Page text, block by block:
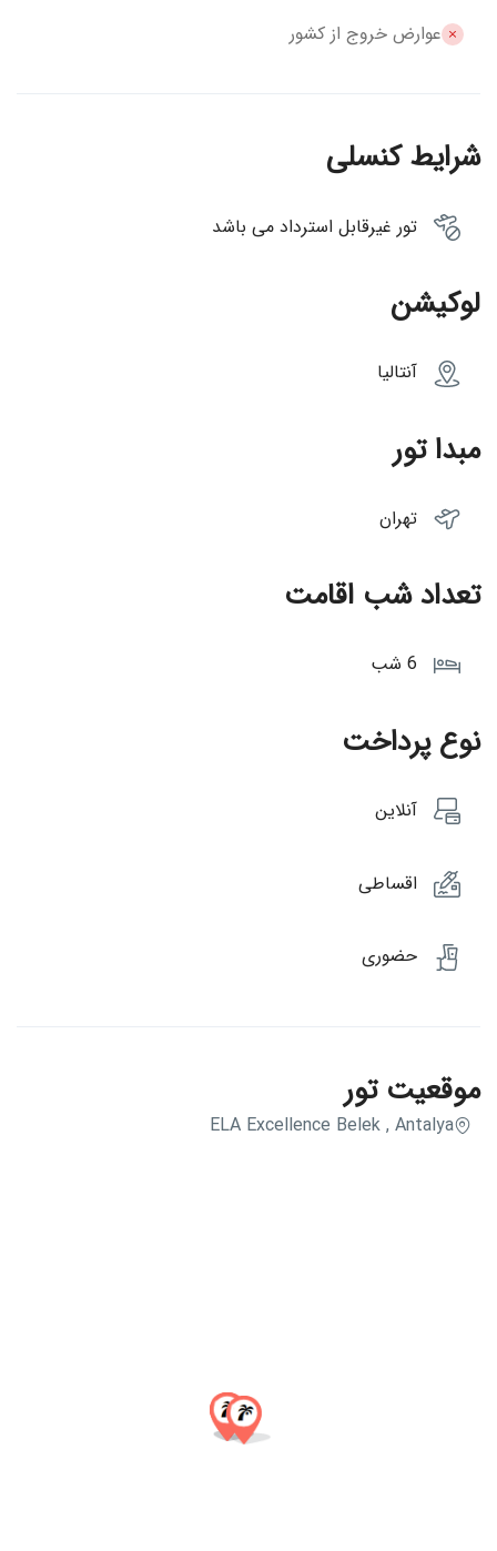
عوارض خروج از کشور
شرایط کنسلی
تور غیرقابل استرداد می باشد
لوکیشن
آنتالیا
مبدا تور
تهران
تعداد شب اقامت
6 شب
نوع پرداخت
آنلاین
اقساطی
حضوری
موقعیت تور
ELA Excellence Belek , Antalya